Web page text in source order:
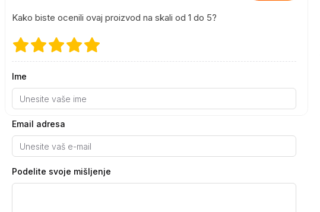
Kako biste ocenili ovaj proizvod na skali od 1 do 5?
Ime
Email adresa
Podelite svoje mišljenje